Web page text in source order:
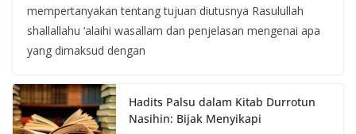
mempertanyakan tentang tujuan diutusnya Rasulullah
shallallahu ‘alaihi wasallam dan penjelasan mengenai apa
yang dimaksud dengan
Hadits Palsu dalam Kitab Durrotun
Nasihin: Bijak Menyikapi